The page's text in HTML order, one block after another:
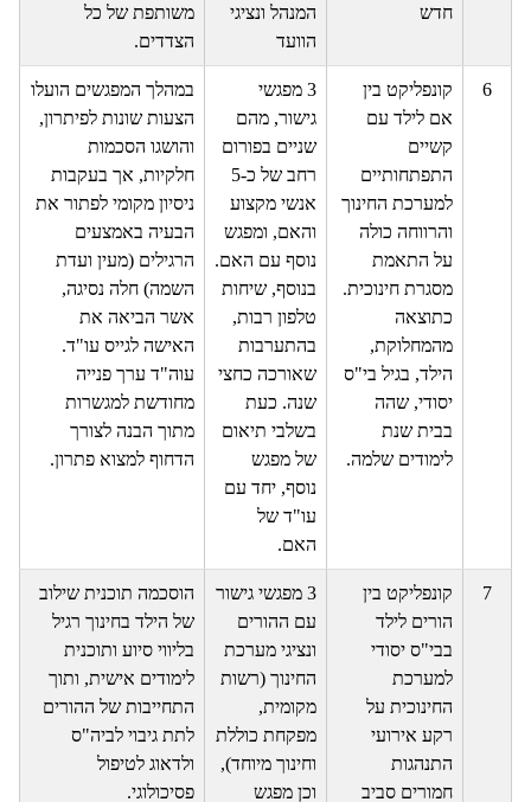
חדש
המנהל ונציגי
הוועד
משותפת של כל
הצדדים.
6
קונפליקט בין
אם לילד עם
קשיים
התפתחותיים
למערכת החינוך
והרווחה כולה
על התאמת
מסגרת חינוכית.
כתוצאה
מהמחלוקת,
הילד, בגיל בי"ס
יסודי, שהה
בבית שנת
לימודים שלמה.
3 מפגשי
גישור, מהם
שניים בפורום
רחב של כ-5
אנשי מקצוע
והאם, ומפגש
נוסף עם האם.
בנוסף, שיחות
טלפון רבות,
בהתערבות
שאורכה כחצי
שנה. כעת
בשלבי תיאום
של מפגש
נוסף, יחד עם
עו"ד של
האם.
במהלך המפגשים הועלו
הצעות שונות לפיתרון,
והושגו הסכמות
חלקיות, אך בעקבות
ניסיון מקומי לפתור את
הבעיה באמצעים
הרגילים (מעין ועדת
השמה) חלה נסיגה,
אשר הביאה את
האישה לגייס עו"ד.
עוה"ד ערך פנייה
מחודשת למגשרות
מתוך הבנה לצורך
הדחוף למצוא פתרון.
7
קונפליקט בין
הורים לילד
בבי"ס יסודי
למערכת
החינוכית על
רקע אירועי
התנהגות
חמורים סביב
3 מפגשי גישור
עם ההורים
ונציגי מערכת
החינוך (רשות
מקומית,
מפקחת כוללת
וחינוך מיוחד),
וכן מפגש
הוסכמה תוכנית שילוב
של הילד בחינוך רגיל
בליווי סיוע ותוכנית
לימודים אישית, ותוך
התחייבות של ההורים
לתת גיבוי לביה"ס
ולדאוג לטיפול
פסיכולוגי.